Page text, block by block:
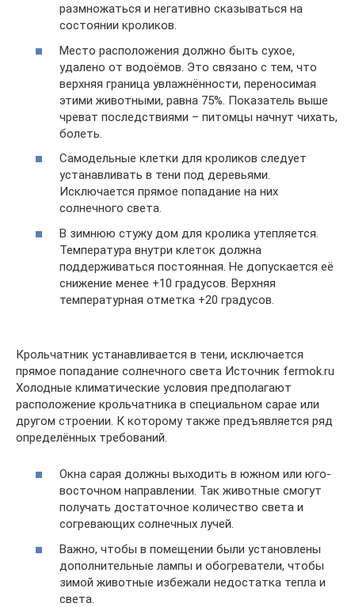
размножаться и негативно сказываться на
состоянии кроликов.
Место расположения должно быть сухое,
удалено от водоёмов. Это связано с тем, что
верхняя граница увлажнённости, переносимая
этими животными, равна 75%. Показатель выше
чреват последствиями – питомцы начнут чихать,
болеть.
Самодельные клетки для кроликов следует
устанавливать в тени под деревьями.
Исключается прямое попадание на них
солнечного света.
В зимнюю стужу дом для кролика утепляется.
Температура внутри клеток должна
поддерживаться постоянная. Не допускается её
снижение менее +10 градусов. Верхняя
температурная отметка +20 градусов.
Крольчатник устанавливается в тени, исключается
прямое попадание солнечного света Источник fermok.ru
Холодные климатические условия предполагают
расположение крольчатника в специальном сарае или
другом строении. К которому также предъявляется ряд
определённых требований.
Окна сарая должны выходить в южном или юго-
восточном направлении. Так животные смогут
получать достаточное количество света и
согревающих солнечных лучей.
Важно, чтобы в помещении были установлены
дополнительные лампы и обогреватели, чтобы
зимой животные избежали недостатка тепла и
света.